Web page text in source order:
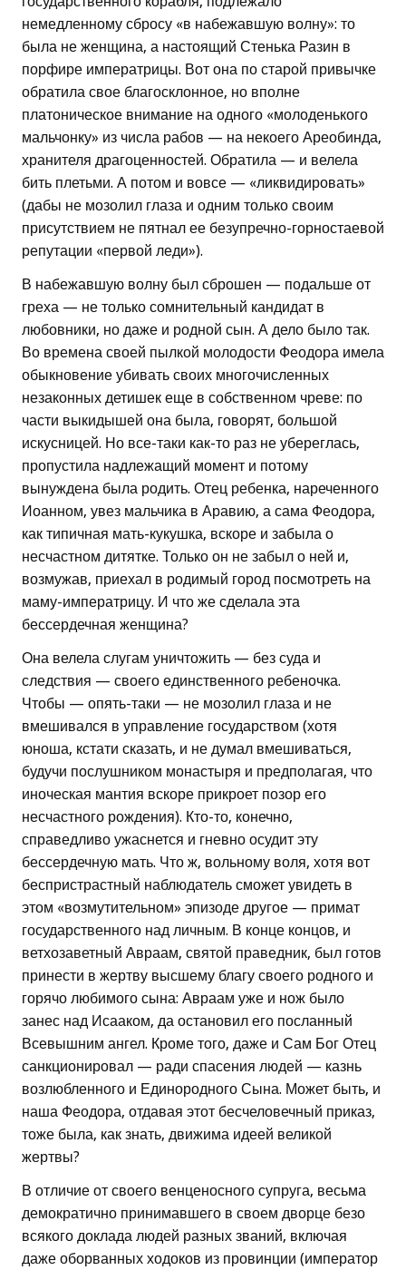
немедленному сбросу «в набежавшую волну»: то
была не женщина, а настоящий Стенька Разин в
порфире императрицы. Вот она по старой привычке
обратила свое благосклонное, но вполне
платоническое внимание на одного «молоденького
мальчонку» из числа рабов — на некоего Ареобинда,
хранителя драгоценностей. Обратила — и велела
бить плетьми. А потом и вовсе — «ликвидировать»
(дабы не мозолил глаза и одним только своим
присутствием не пятнал ее безупречно-горностаевой
репутации «первой леди»).
В набежавшую волну был сброшен — подальше от
греха — не только сомнительный кандидат в
любовники, но даже и родной сын. А дело было так.
Во времена своей пылкой молодости Феодора имела
обыкновение убивать своих многочисленных
незаконных детишек еще в собственном чреве: по
части выкидышей она была, говорят, большой
искусницей. Но все-таки как-то раз не убереглась,
пропустила надлежащий момент и потому
вынуждена была родить. Отец ребенка, нареченного
Иоанном, увез мальчика в Аравию, а сама Феодора,
как типичная мать-кукушка, вскоре и забыла о
несчастном дитятке. Только он не забыл о ней и,
возмужав, приехал в родимый город посмотреть на
маму-императрицу. И что же сделала эта
бессердечная женщина?
Она велела слугам уничтожить — без суда и
следствия — своего единственного ребеночка.
Чтобы — опять-таки — не мозолил глаза и не
вмешивался в управление государством (хотя
юноша, кстати сказать, и не думал вмешиваться,
будучи послушником монастыря и предполагая, что
иноческая мантия вскоре прикроет позор его
несчастного рождения). Кто-то, конечно,
справедливо ужаснется и гневно осудит эту
бессердечную мать. Что ж, вольному воля, хотя вот
беспристрастный наблюдатель сможет увидеть в
этом «возмутительном» эпизоде другое — примат
государственного над личным. В конце концов, и
ветхозаветный Авраам, святой праведник, был готов
принести в жертву высшему благу своего родного и
горячо любимого сына: Авраам уже и нож было
занес над Исааком, да остановил его посланный
Всевышним ангел. Кроме того, даже и Сам Бог Отец
санкционировал — ради спасения людей — казнь
возлюбленного и Единородного Сына. Может быть, и
наша Феодора, отдавая этот бесчеловечный приказ,
тоже была, как знать, движима идеей великой
жертвы?
В отличие от своего венценосного супруга, весьма
демократично принимавшего в своем дворце безо
всякого доклада людей разных званий, включая
даже оборванных ходоков из провинции (император